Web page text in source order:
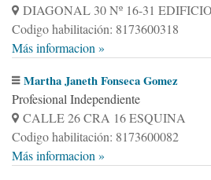
DIAGONAL 30 Nº 16-31
Codigo habilitación: 8173600318
Más informacion »
Martha Janeth Fonseca Gomez
Profesional Independiente
CALLE 26 CRA 16 ESQUINA
Codigo habilitación: 8173600082
Más informacion »